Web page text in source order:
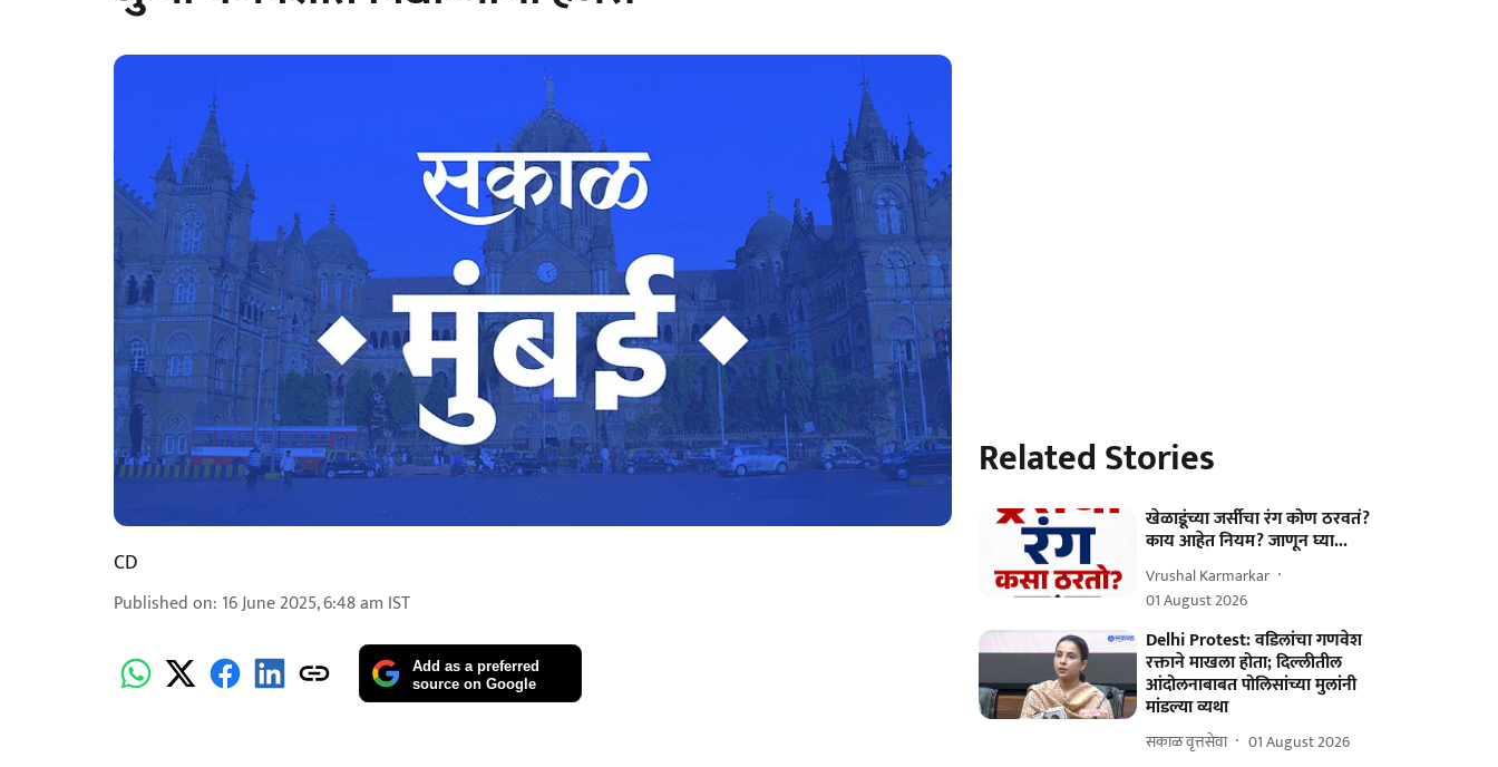
CD
Published on: 16 June 2025, 6:48 am IST
Add as a preferred
source on Google
Related Stories
खेळाडूंच्या जर्सीचा रंग कोण ठरवतं?
काय आहेत नियम? जाणून घ्या...
Vrushal Karmarkar
01 August 2026
Delhi Protest: वडिलांचा गणवेश
रक्ताने माखला होता; दिल्लीतील
आंदोलनाबाबत पोलिसांच्या मुलांनी
मांडल्या व्यथा
सकाळ वृत्तसेवा 01 August 2026